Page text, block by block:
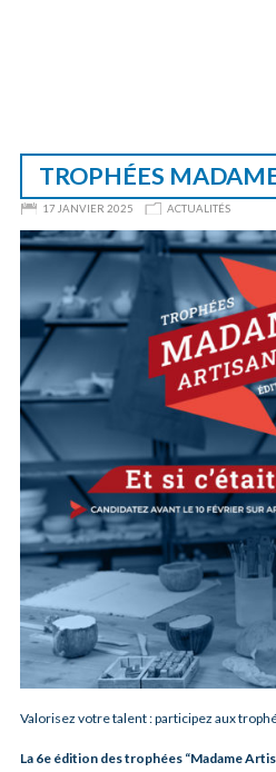
TROPHÉES
17 JANVIER 2025 ACTUALITÉS
Valorisez votre talent : participez aux
La 6e édition des trophées “Madame